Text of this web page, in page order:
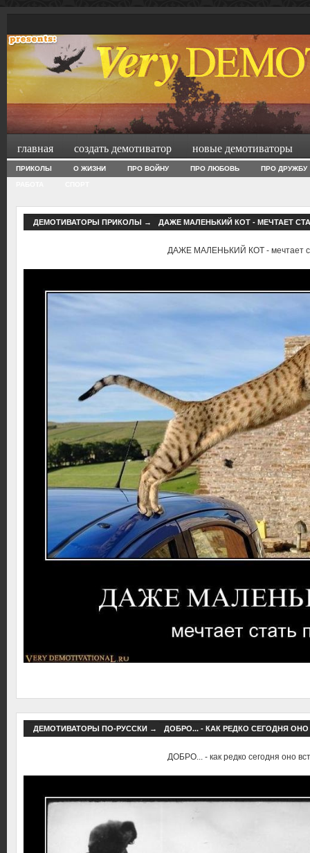
главная создать демотиватор новые демотиваторы
ПРИКОЛЫ О ЖИЗНИ ПРО ВОЙНУ ПРО ЛЮБОВЬ ПРО ДРУЖБУ
ДЕМОТИВАТОРЫ ПРИКОЛЫ → ДАЖЕ МАЛЕНЬКИЙ КОТ - МЕЧТАЕТ
ДАЖЕ МАЛЕНЬКИЙ КОТ - мечтает
ДЕМОТИВАТОРЫ ПО-РУССКИ→ ДОБРО... - КАК РЕДКО СЕГОДНЯ ОНО
ДОБРО... - как редко сегодня оно